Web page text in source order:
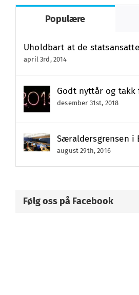
Populære
Uholdbart at de
april 3rd, 2014
Godt nyttår og
desember 31st, 2018
Særaldersgrensen i
august 29th, 2016
Følg oss på Facebook